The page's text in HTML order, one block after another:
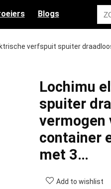
Blogs
verfspuit spuiter
Lochimu
spuiter
vermogen
container
met 3…
Add to wishlist